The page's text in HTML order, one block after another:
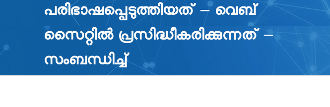
പരിഭാഷപ്പെടുത്തിയത് – വെബ്
സൈറ്റിൽ പ്രസിദ്ധീകരിക്കുന്നത് –
സംബന്ധിച്ച്